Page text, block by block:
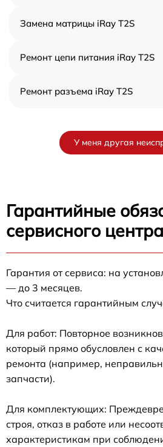
Замена матрицы iRay T2S
Ремонт цепи питания iRay T2S
Ремонт разъема iRay T2S
У меня другая
Гарантийные
сервисного
Гарантия от сервиса: на
— до 3 месяцев.
Что считается гарантийным
Для работ: Повторное
который прямо обусловлен с
ремонта (например,
запчасти).
Для комплектующих:
строя, отказ в работе или
характеристикам при